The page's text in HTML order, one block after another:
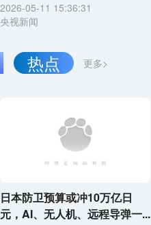
2026-05-11 15:36:31
央视新闻
更多>
热点
日本防卫预算或冲10万亿日
元，AI、无人机、远程导弹一...